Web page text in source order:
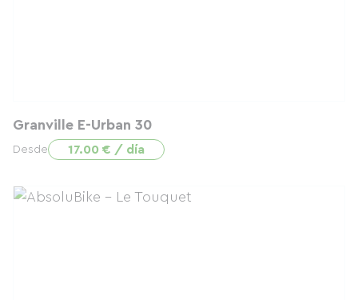
Granville E-Urban 30
Desde 17.00 € / día